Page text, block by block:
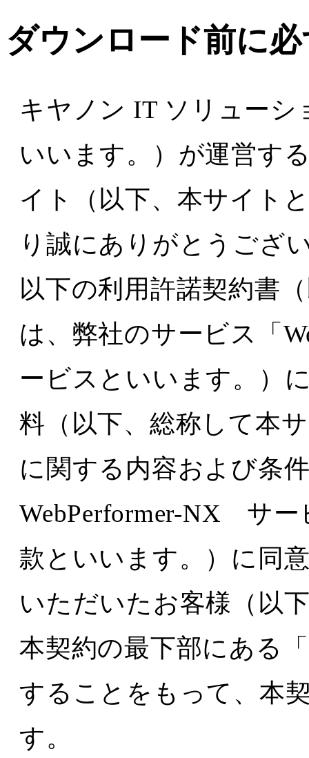
ダウンロード前に
キヤノン IT ソリューシ
いいます。）が運営す
イト（以下、本サイト
り誠にありがとうござ
以下の利用許諾契約書
は、弊社のサービス「
ービスといいます。）
料（以下、総称して本
に関する内容および条
WebPerformer-NX サ
款といいます。）に同
いただいたお客様（以
本契約の最下部にある
することをもって、本
す。